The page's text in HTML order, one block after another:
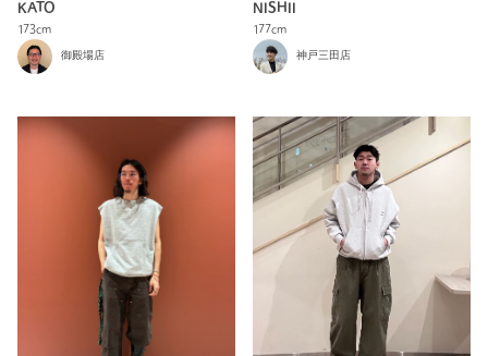
KATO
173cm
御殿場店
NISHII
177cm
神戸三田店